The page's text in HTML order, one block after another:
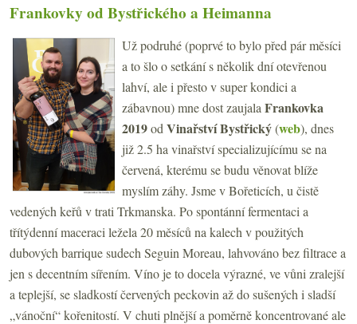
Frankovky od Bystřického a Heimanna
Už podruhé (poprvé to bylo před pár měsíci
a to šlo o setkání s několik dní otevřenou
lahví, ale i přesto v super kondici a
zábavnou) mne dost zaujala Frankovka
2019od Vinařství Bystřický(web), dnes
již 2.5 ha vinařství specializujícímu se na
červená, kterému se budu věnovat blíže
myslím záhy. Jsme v Bořeticích, u čistě
vedených keřů v trati Trkmanska. Po spontánní fermentaci a
třítýdenní maceraci ležela 20 měsíců na kalech v použitých
dubových barrique sudech Seguin Moreau, lahvováno bez filtrace a
jen s decentním sířením. Víno je to docela výrazné, ve vůni zralejší
a teplejší, se sladkostí červených peckovin až do sušených i sladší
„vánoční“ kořenitostí. V chuti plnější a poměrně koncentrované ale